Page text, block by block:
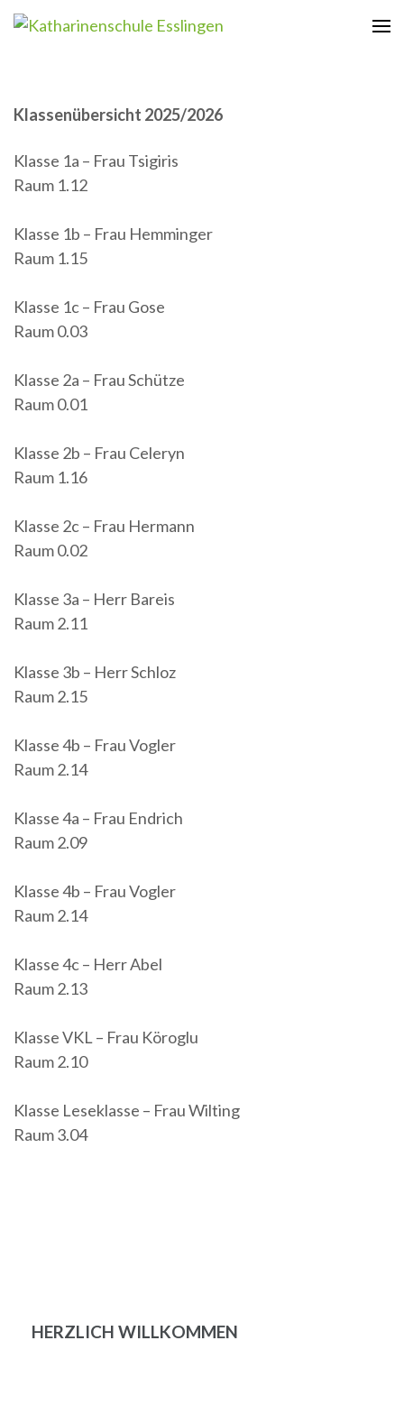
Zum
Inhalt
drücken)
Klassenübersicht 2025/2026
Klasse 1a – Frau Tsigiris
Raum 1.12
Klasse 1b – Frau Hemminger
Raum 1.15
Klasse 1c – Frau Gose
Raum 0.03
Klasse 2a – Frau Schütze
Raum 0.01
Klasse 2b – Frau Celeryn
Raum 1.16
Klasse 2c – Frau Hermann
Raum 0.02
Klasse 3a – Herr Bareis
Raum 2.11
Klasse 3b – Herr Schloz
Raum 2.15
Klasse 4b – Frau Vogler
Raum 2.14
Klasse 4a – Frau Endrich
Raum 2.09
Klasse 4b – Frau Vogler
Raum 2.14
Klasse 4c – Herr Abel
Raum 2.13
Klasse VKL – Frau Köroglu
Raum 2.10
Klasse Leseklasse – Frau Wilting
Raum 3.04
HERZLICH WILLKOMMEN